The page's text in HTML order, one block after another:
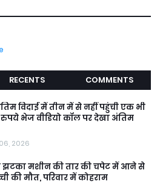
RECENTS COMMENTS
विदाई में तीन में से नहीं पहुंची एक भी
रुपये भेज वीडियो कॉल पर देखा अंतिम
2026
मशीन की तार की चपेट में आने से
की मौत, परिवार में कोहराम